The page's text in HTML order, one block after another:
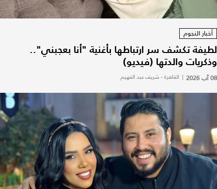
أخبار النجوم
لطيفة تكشف سر ارتباطها بأغنية "أنا بعجبني"..
وذكريات والدتها (فيديو)
08 آب 2026 | القاهرة - شريف عبد الفهيم